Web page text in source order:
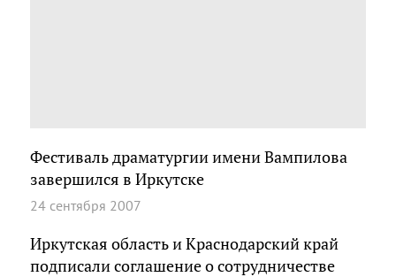
Фестиваль драматургии имени Вампилова
завершился в Иркутске
24 сентября 2007
Иркутская область и Краснодарский край
подписали соглашение о сотрудничестве